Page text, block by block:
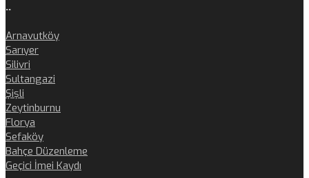
..
Arnavutköy
Sarıyer
Silivri
Sultangazi
Şişli
Zeytinburnu
Florya
Sefaköy
Bahçe Düzenleme
Geçici İmei Kaydı